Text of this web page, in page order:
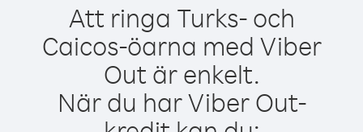
Att ringa Turks- och
Caicos-öarna med Viber
Out är enkelt.
När du har Viber Out-